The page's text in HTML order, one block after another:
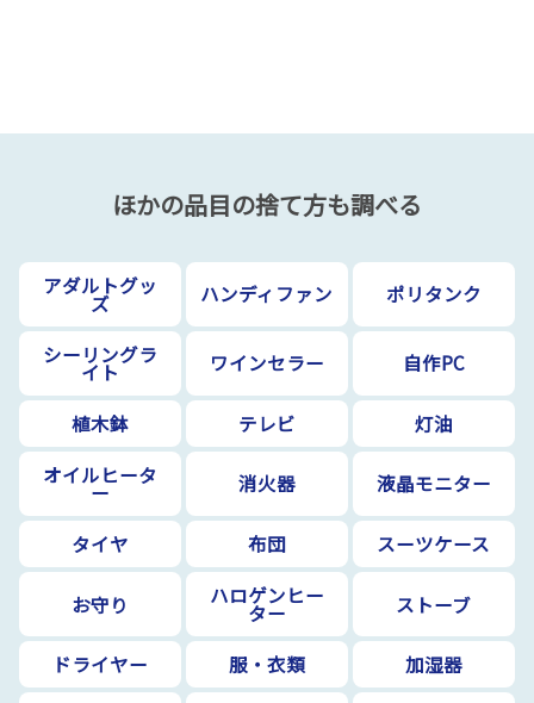
ほかの品目の捨て方も調べる
アダルトグッ
ズ ハンディファン ポリタンク
シーリングラ
イト ワインセラー 自作PC
植木鉢 テレビ
灯油
オイルヒータ
ー 消火器 液晶モニター
タイヤ 布団 スーツケース
お守り ハロゲンヒー
ター ストーブ
ドライヤー 服・衣類
加湿器